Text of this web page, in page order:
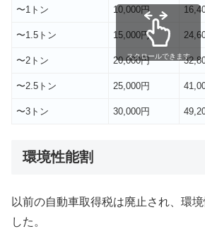
〜1トン 10,000円
〜1.5トン 15,000円
〜2トン 20,000円
〜2.5トン 25,000円
〜3トン 30,000円
スクロールできます
環境性能割
以前の自動車取得税は廃止され、環
した。